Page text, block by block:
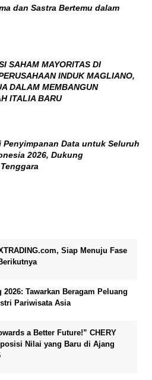
dan Sastra Bertemu dalam
SAHAM MAYORITAS DI
INDUK MAGLIANO,
DALAM MEMBANGUN
ITALIA BARU
Penyimpanan Data untuk Seluruh
2026, Dukung
Siap Menuju Fase
2026: Tawarkan Beragam Peluang
Pariwisata Asia
a Better Future!” CHERY
Nilai yang Baru di Ajang